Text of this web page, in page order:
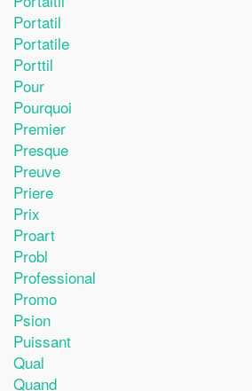
Portatil
Portatile
Porttil
Pour
Pourquoi
Premier
Presque
Preuve
Priere
Prix
Proart
Probl
Professional
Promo
Psion
Puissant
Qual
Quand